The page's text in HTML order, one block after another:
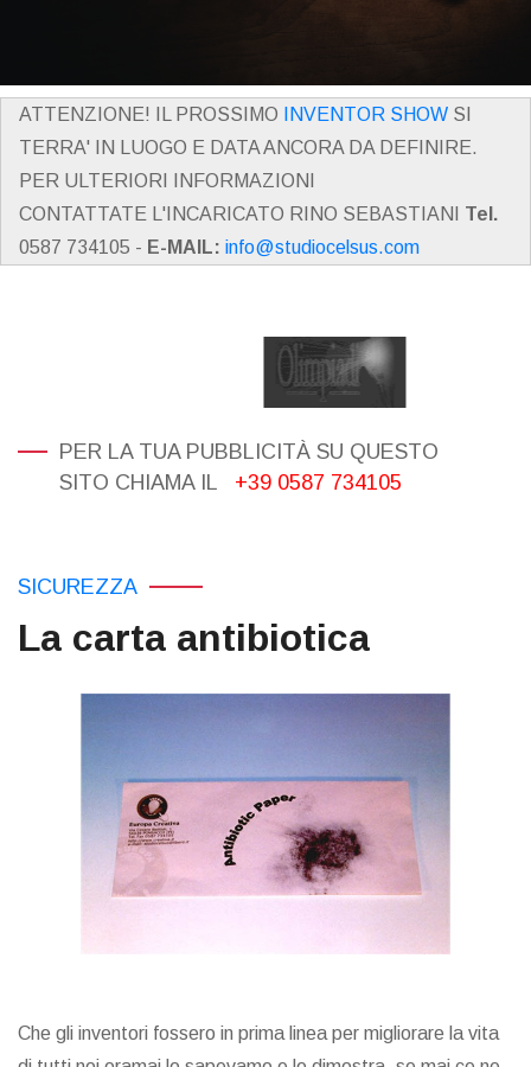
ATTENZIONE! IL PROSSIMO INVENTOR SHOW SI
TERRA' IN LUOGO E DATA ANCORA DA DEFINIRE.
PER ULTERIORI INFORMAZIONI
CONTATTATE L'INCARICATO RINO SEBASTIANI Tel.
0587 734105 - E-MAIL: info@studiocelsus.com
PER LA TUA PUBBLICITÀ SU QUESTO
SITO CHIAMA IL
+39 0587 734105
SICUREZZA
La carta antibiotica
Che gli inventori fossero in prima linea per migliorare la vita